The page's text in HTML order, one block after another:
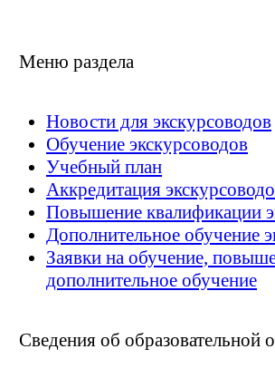
Меню раздела
Новости для экскурсоводов
Обучение экскурсоводов
Учебный план
Аккредитация
Повышение квалификации
Дополнительное обучение
Заявки на обучение,
дополнительное обучение
Сведения об образовательной